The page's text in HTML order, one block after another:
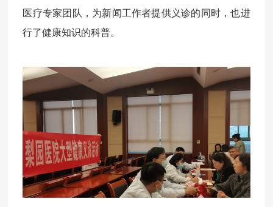
医疗专家团队，为新闻工作者提供义诊的同时，也进
行了健康知识的科普。